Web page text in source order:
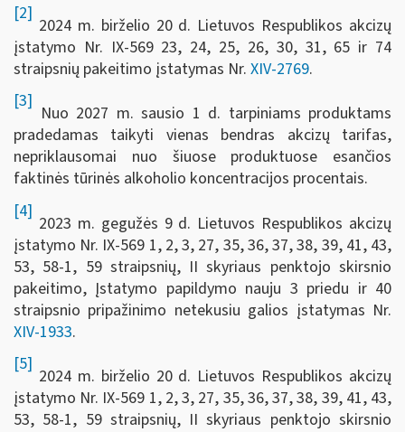
[2]
2024 m. birželio 20 d. Lietuvos Respublikos akcizų
įstatymo Nr. IX-569 23, 24, 25, 26, 30, 31, 65 ir 74
straipsnių pakeitimo įstatymas Nr. XIV-2769.
[3]
Nuo 2027 m. sausio 1 d. tarpiniams produktams
pradedamas taikyti vienas bendras akcizų tarifas,
nepriklausomai nuo šiuose produktuose esančios
faktinės tūrinės alkoholio koncentracijos procentais.
[4]
2023 m. gegužės 9 d. Lietuvos Respublikos akcizų
įstatymo Nr. IX-569 1, 2, 3, 27, 35, 36, 37, 38, 39, 41, 43,
53, 58-1, 59 straipsnių, II skyriaus penktojo skirsnio
pakeitimo, Įstatymo papildymo nauju 3 priedu ir 40
straipsnio pripažinimo netekusiu galios įstatymas Nr.
XIV-1933.
[5]
2024 m. birželio 20 d. Lietuvos Respublikos akcizų
įstatymo Nr. IX-569 1, 2, 3, 27, 35, 36, 37, 38, 39, 41, 43,
53, 58-1, 59 straipsnių, II skyriaus penktojo skirsnio